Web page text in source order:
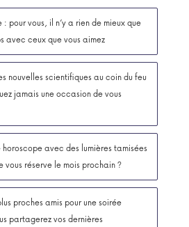
pour vous, il n’y a rien de mieux que
avec ceux que vous aimez
nouvelles scientifiques au coin du feu
jamais une occasion de vous
avec des lumières tamisées
vous réserve le mois prochain ?
proches amis pour une soirée
partagerez vos dernières